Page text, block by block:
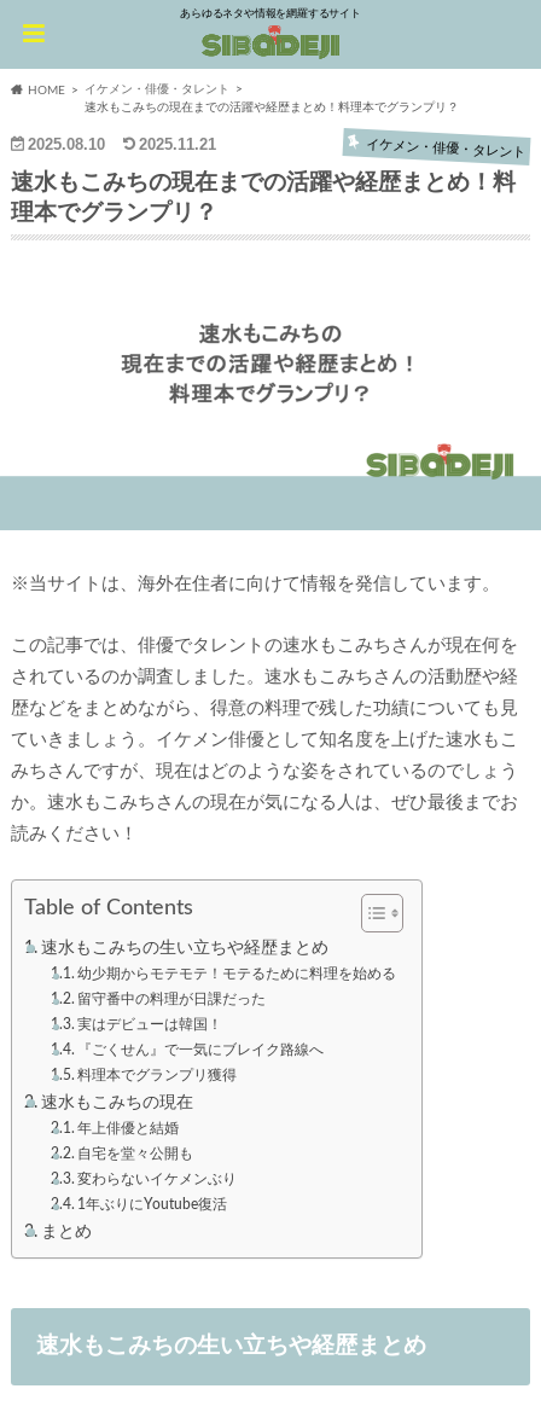
あらゆるネタや情報を網羅するサイト
HOME
イケメン・俳優・タレント
速水もこみちの現在までの活躍や経歴まとめ！料理本でグランプリ？
2025.08.10 2025.11.21 イケメン・俳優・タレント
速水もこみちの現在までの活躍や経歴まとめ！料
理本でグランプリ？
※当サイトは、海外在住者に向けて情報を発信しています。
この記事では、俳優でタレントの速水もこみちさんが現在何を
されているのか調査しました。速水もこみちさんの活動歴や経
歴などをまとめながら、得意の料理で残した功績についても見
ていきましょう。イケメン俳優として知名度を上げた速水もこ
みちさんですが、現在はどのような姿をされているのでしょう
か。速水もこみちさんの現在が気になる人は、ぜひ最後までお
読みください！
Table of Contents
速水もこみちの生い立ちや経歴まとめ
幼少期からモテモテ！モテるために料理を始める
留守番中の料理が日課だった
実はデビューは韓国！
『ごくせん』で一気にブレイク路線へ
料理本でグランプリ獲得
速水もこみちの現在
年上俳優と結婚
自宅を堂々公開も
変わらないイケメンぶり
1年ぶりにYoutube復活
まとめ
速水もこみちの生い立ちや経歴まとめ